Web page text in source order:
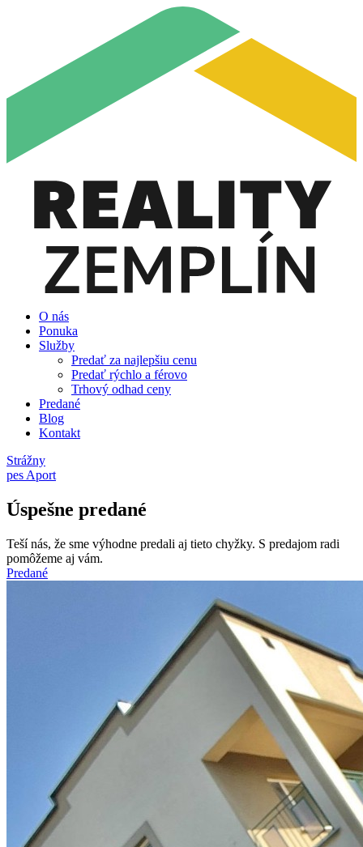
O nás
Ponuka
Služby
Predať za najlepšiu cenu
Predať rýchlo a férovo
Trhový odhad ceny
Predané
Blog
Kontakt
Strážny
pes Aport
Úspešne predané
Teší nás, že sme výhodne predali aj tieto chyžky. S predajom radi
pomôžeme aj vám.
Predané